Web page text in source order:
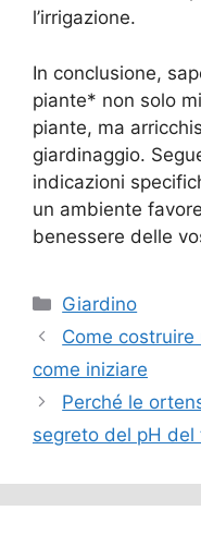
l’irrigazione.
In conclusione,
piante* non solo
piante, ma
giardinaggio.
indicazioni
un ambiente
benessere delle
Categorie
Giardino
Come
come iniziare
Perché le
segreto del pH del